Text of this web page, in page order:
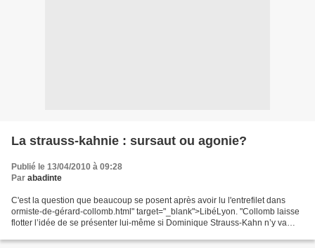
La strauss-kahnie : sursaut ou agonie?
Publié le 13/04/2010 à 09:28
Par abadinte
C'est la question que beaucoup se posent après avoir lu l'entrefilet dans
ormiste-de-gérard-collomb.html" target="_blank">LibéLyon. "Collomb laisse
flotter l’idée de se présenter lui-même si Dominique Strauss-Kahn n’y va